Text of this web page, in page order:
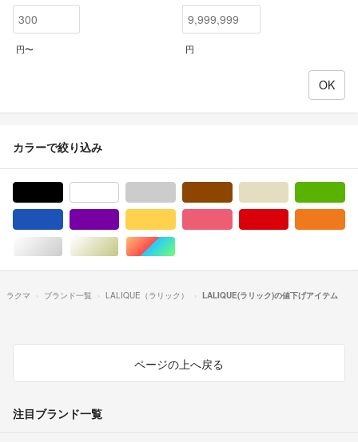
円〜 円
カラーで絞り込み
シルバー/銀色系ゴールド/金色系マルチカラー
ラクマ ブランド一覧 LALIQUE（ラリック） LALIQUE(ラリック)の値下げアイテム
ページの上へ戻る
注目ブランド一覧